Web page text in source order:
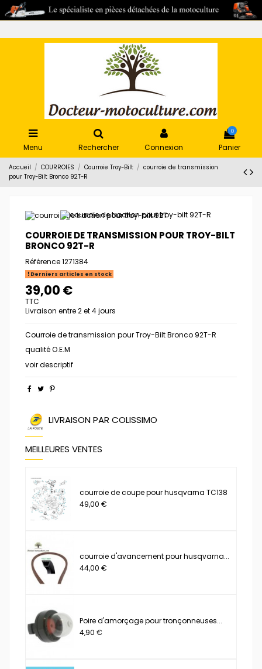
Menu Rechercher Connexion
0
Panier
Accueil COURROIES Courroie Troy-Bilt
courroie de transmission
pour Troy-Bilt Bronco 92T-R
COURROIE DE TRANSMISSION POUR TROY-BILT
BRONCO 92T-R
Référence1271384
Derniers articles en stock
39,00 €
TTC
Livraison entre 2 et 4 jours
Courroie de transmission pour Troy-Bilt Bronco 92T-R
qualité O.E.M
voir descriptif
LIVRAISON PAR COLISSIMO
MEILLEURES VENTES
courroie de coupe pour husqvarna TC138
49,00 €
courroie d'avancement pour husqvarna...
44,00 €
Poire d'amorçage pour tronçonneuses...
4,90 €